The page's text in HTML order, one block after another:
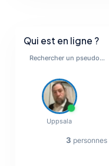
Qui est en ligne ?
Uppsala
3